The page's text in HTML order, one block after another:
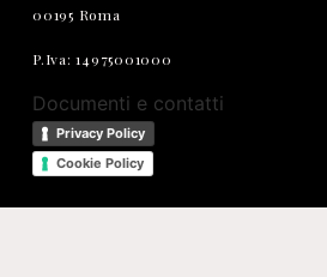
00195 Roma
P.Iva: 14975001000
Documenti e contatti
Privacy Policy
Cookie Policy